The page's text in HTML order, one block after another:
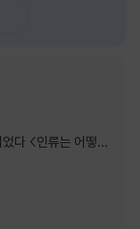
상처와 후회, 다 지나
가만히 비추는 거울
간 속에서 비로소 알
다시 일어서는 일이
하게 보여줍니다. 그
장되지 않았고, 오히
더 오래 마음에 남았
어떻게